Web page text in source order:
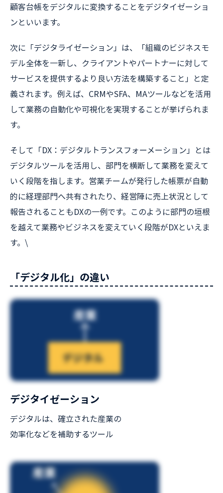
顧客台帳をデジタルに変換することをデジタイゼーショ
ンといいます。
次に「デジタライゼーション」は、「組織のビジネスモ
デル全体を一新し、クライアントやパートナーに対して
サービスを提供するより良い方法を構築すること」と定
義されます。例えば、CRMやSFA、MAツールなどを活用
して業務の自動化や可視化を実現することが挙げられま
す。
そして「DX：デジタルトランスフォーメーション」とは
デジタルツールを活用し、部門を横断して業務を変えて
いく段階を指します。営業チームが発行した帳票が自動
的に経理部門へ共有されたり、経営陣に売上状況として
報告されることもDXの一例です。このように部門の垣根
を越えて業務やビジネスを変えていく段階がDXといえま
す。\
「デジタル化」の違い
デジタイゼーション
デジタルは、確立された産業の
効率化などを補助するツール